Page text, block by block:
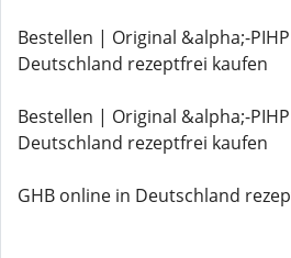
Bestellen | Original &alpha;-
Deutschland rezeptfrei kaufen
Bestellen | Original &alpha;-
Deutschland rezeptfrei kaufen
GHB online in Deutschland